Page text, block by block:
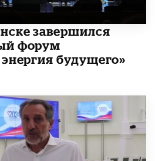
завершился
форум
будущего»